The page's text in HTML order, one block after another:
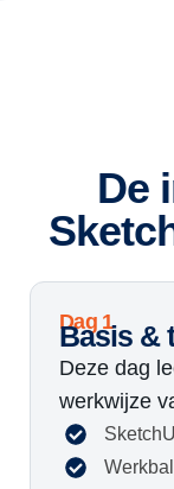
De
Dag 1
Basis &
Deze dag
werkwijze